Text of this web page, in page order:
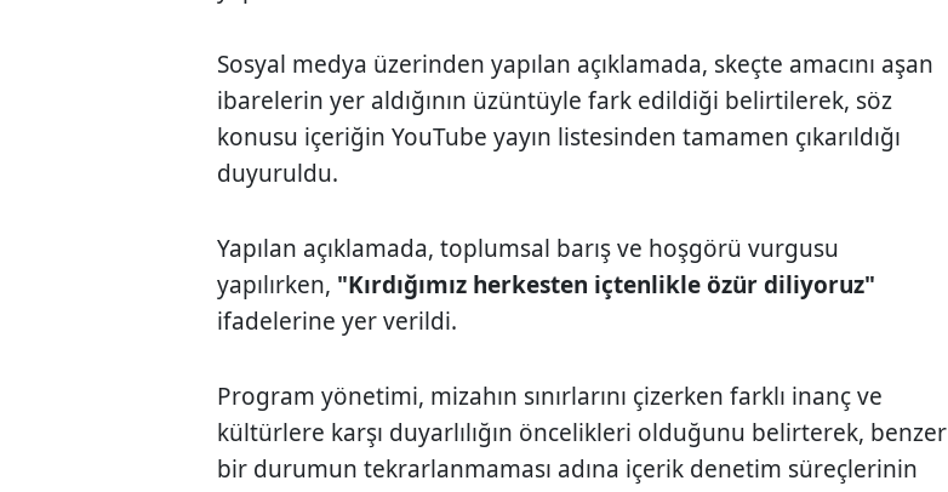
Sosyal medya üzerinden yapılan açıklamada, skeçte amacını aşan
ibarelerin yer aldığının üzüntüyle fark edildiği belirtilerek, söz
konusu içeriğin YouTube yayın listesinden tamamen çıkarıldığı
duyuruldu.
Yapılan açıklamada, toplumsal barış ve hoşgörü vurgusu
yapılırken, "Kırdığımız herkesten içtenlikle özür diliyoruz"
ifadelerine yer verildi.
Program yönetimi, mizahın sınırlarını çizerken farklı inanç ve
kültürlere karşı duyarlılığın öncelikleri olduğunu belirterek, benzer
bir durumun tekrarlanmaması adına içerik denetim süreçlerinin